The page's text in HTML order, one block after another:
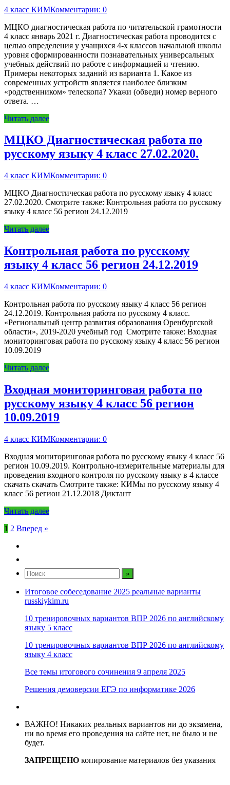
4 класс КИМКомментарии: 0
МЦКО диагностическая работа по читательской грамотности
4 класс январь 2021 г. Диагностическая работа проводится с
целью определения у учащихся 4-х классов начальной школы
уровня сформированности познавательных универсальных
учебных действий по работе с информацией и чтению.
Примеры некоторых заданий из варианта 1. Какое из
современных устройств является наиболее близким
«родственником» телескопа? Укажи (обведи) номер верного
ответа. …
Читать далее
МЦКО Диагностическая работа по
русскому языку 4 класс 27.02.2020.
4 класс КИМКомментарии: 0
МЦКО Диагностическая работа по русскому языку 4 класс
27.02.2020. Смотрите также: Контрольная работа по русскому
языку 4 класс 56 регион 24.12.2019
Читать далее
Контрольная работа по русскому
языку 4 класс 56 регион 24.12.2019
4 класс КИМКомментарии: 0
Контрольная работа по русскому языку 4 класс 56 регион
24.12.2019. Контрольная работа по русскому 4 класс.
«Региональный центр развития образования Оренбургской
области», 2019-2020 учебный год Смотрите также: Входная
мониторинговая работа по русскому языку 4 класс 56 регион
10.09.2019
Читать далее
Входная мониторинговая работа по
русскому языку 4 класс 56 регион
10.09.2019
4 класс КИМКомментарии: 0
Входная мониторинговая работа по русскому языку 4 класс 56
регион 10.09.2019. Контрольно-измерительные материалы для
проведения входного контроля по русскому языку в 4 классе
скачать скачать Смотрите также: КИМы по русскому языку 4
класс 56 регион 21.12.2018 Диктант
Читать далее
Пагинация
записей
1 2 Вперед »
Итоговое собеседование 2025 реальные варианты
russkiykim.ru
10 тренировочных вариантов ВПР 2026 по английскому
языку 5 класс
10 тренировочных вариантов ВПР 2026 по английскому
языку 4 класс
Все темы итогового сочинения 9 апреля 2025
Решения демоверсии ЕГЭ по информатике 2026
ВАЖНО! Никаких реальных вариантов ни до экзамена,
ни во время его проведения на сайте нет, не было и не
будет.
ЗАПРЕЩЕНО копирование материалов без указания